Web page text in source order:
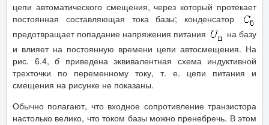
цепи автоматического смещения, через который протекает
постоянная составляющая тока базы; конденсатор
предотвращает попадание напряжения питания
на базу
и влияет на постоянную времени цепи автосмещения. На
рис. 6.4, бприведена эквивалентная схема индуктивной
трехточки по переменному току, т. е. цепи питания и
смещения на рисунке не показаны.
Обычно полагают, что входное сопротивление транзистора
настолько велико, что током базы можно пренебречь. В этом